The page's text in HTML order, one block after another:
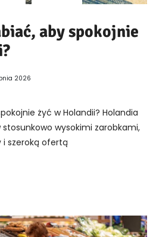
aby spokojnie
2026
żyć w Holandii? Holandia
wysokimi zarobkami,
szeroką ofertą